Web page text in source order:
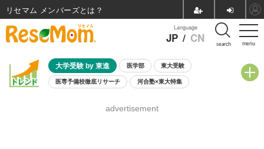
menu
Language
JP / CN search
大学受験 by 東進 医学部 東大受験
医専予備校徹底リサーチ 河合塾×東大特集
8月開催学校説明会・相談会
advertisement
リセマム メンバーズ